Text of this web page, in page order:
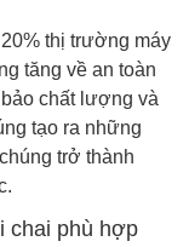
​​thị trường máy
tăng về an toàn
chất lượng và
tạo ra những
trở thành
chai phù hợp